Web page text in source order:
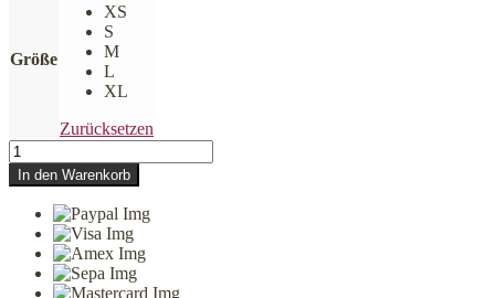
Größe
XS
S
M
L
XL
Zurücksetzen
Curli
-
MAGNETIC
BELKA
COMFORT
GESCHIRR
BLACK
Menge
In den Warenkorb